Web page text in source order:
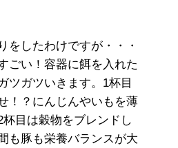
をしたわけですが・・・
ごい！容器に餌を入れた
ツガツいきます。1杯目
！？にんじんやいもを薄
目は穀物をブレンドし
も豚も栄養バランスが大